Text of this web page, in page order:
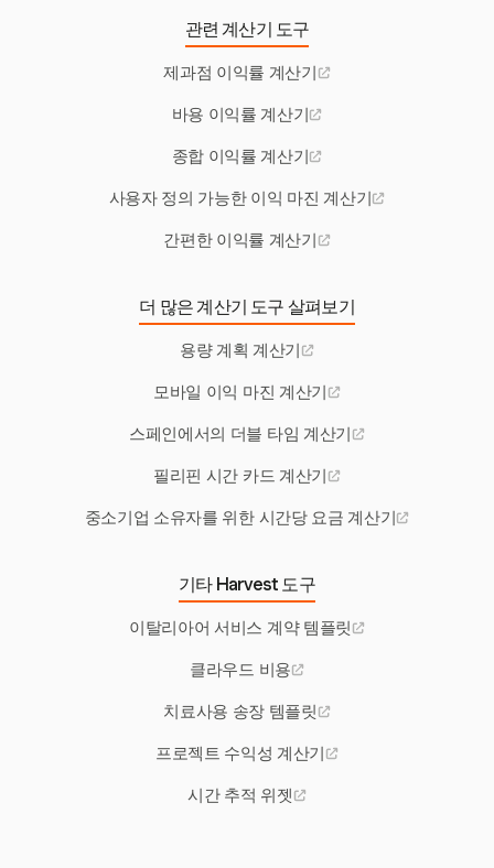
관련 계산기 도구
제과점 이익률 계산기
바용 이익률 계산기
종합 이익률 계산기
사용자 정의 가능한 이익 마진 계산기
간편한 이익률 계산기
더 많은 계산기 도구 살펴보기
용량 계획 계산기
모바일 이익 마진 계산기
스페인에서의 더블 타임 계산기
필리핀 시간 카드 계산기
중소기업 소유자를 위한 시간당 요금 계산기
기타 Harvest 도구
이탈리아어 서비스 계약 템플릿
클라우드 비용
치료사용 송장 템플릿
프로젝트 수익성 계산기
시간 추적 위젯